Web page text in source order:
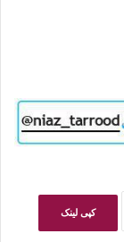
کپی لینک